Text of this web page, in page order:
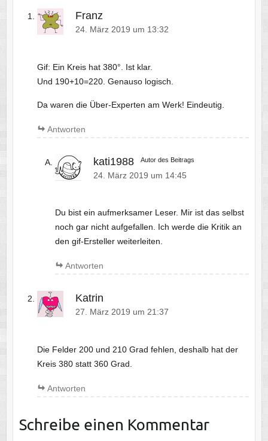
Franz
24. März 2019 um 13:32
Gif: Ein Kreis hat 380°. Ist klar.
Und 190+10=220. Genauso logisch.
Da waren die Über-Experten am Werk! Eindeutig.
Antworten
kati1988 Autor des Beitrags
24. März 2019 um 14:45
Du bist ein aufmerksamer Leser. Mir ist das selbst
noch gar nicht aufgefallen. Ich werde die Kritik an
den gif-Ersteller weiterleiten.
Antworten
Katrin
27. März 2019 um 21:37
Die Felder 200 und 210 Grad fehlen, deshalb hat der
Kreis 380 statt 360 Grad.
Antworten
Schreibe einen Kommentar